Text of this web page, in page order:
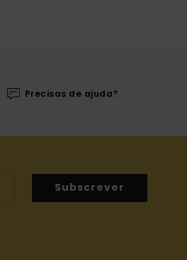
Precisas de ajuda?
Subscrever